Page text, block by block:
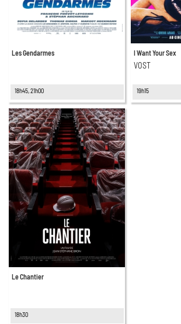
Les Gendarmes
18h45, 21h00
I Want Your Sex
VOST
19h15
Le Chantier
18h30